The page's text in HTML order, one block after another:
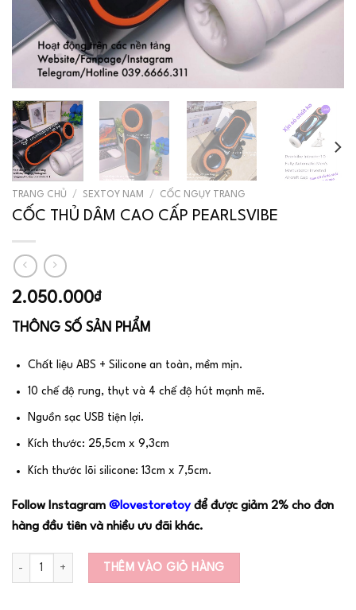
TRANG CHỦ / SEXTOY NAM / CỐC NGỤY TRANG
CỐC THỦ DÂM CAO CẤP PEARLSVIBE
2.050.000₫
THÔNG SỐ SẢN PHẨM
Chất liệu ABS + Silicone an toàn, mềm mịn.
10 chế độ rung, thụt và 4 chế độ hút mạnh mẽ.
Nguồn sạc USB tiện lợi.
Kích thước: 25,5cm x 9,3cm
Kích thước lõi silicone: 13cm x 7,5cm.
Follow Instagram @lovestoretoyđể được giảm 2% cho đơn
hàng đầu tiên và nhiều ưu đãi khác.
Số lượng
THÊM VÀO GIỎ HÀNG